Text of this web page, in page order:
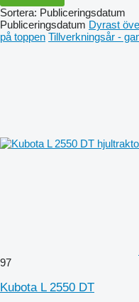
Sortera: Publiceringsdatum
Publiceringsdatum Dyrast
på toppen Tillverkningsår -
97
Kubota L 2550 DT